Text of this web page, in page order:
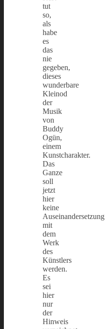
tut
so,
als
habe
es
das
nie
gegeben,
dieses
wunderbare
Kleinod
der
Musik
von
Buddy
Ogün,
einem
Kunstcharakter.
Das
Ganze
soll
jetzt
hier
keine
Auseinandersetzung
mit
dem
Werk
des
Künstlers
werden.
Es
sei
hier
nur
der
Hinweis